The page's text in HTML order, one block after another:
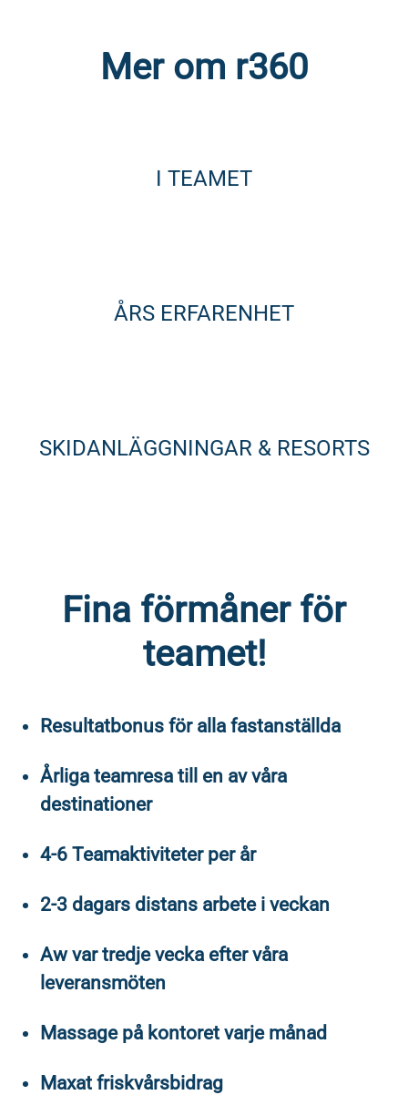
Mer om r360
I TEAMET
ÅRS ERFARENHET
SKIDANLÄGGNINGAR & RESORTS
Fina förmåner för
teamet!
Resultatbonus för alla fastanställda
Årliga teamresa till en av våra
destinationer
4-6 Teamaktiviteter per år
2-3 dagars distans arbete i veckan
Aw var tredje vecka efter våra
leveransmöten
Massage på kontoret varje månad
Maxat friskvårsbidrag